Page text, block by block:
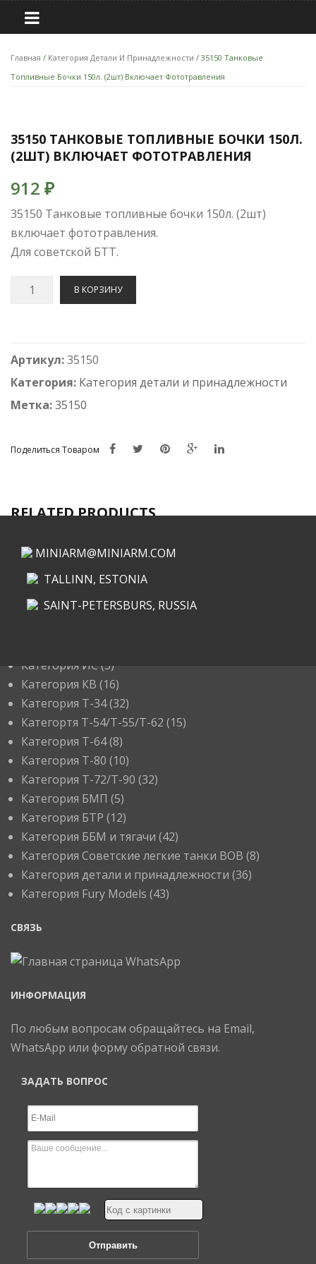
Главная / Категория Детали И Принадлежности / 35150 Танковые
Топливные Бочки 150л. (2шт) Включает Фототравления
35150 ТАНКОВЫЕ ТОПЛИВНЫЕ БОЧКИ 150Л.
(2ШТ) ВКЛЮЧАЕТ ФОТОТРАВЛЕНИЯ
912 ₽
35150 Танковые топливные бочки 150л. (2шт)
включает фототравления.
Для советской БТТ.
Количество
бочки
150л.
(2шт)
В КОРЗИНУ
Артикул:35150
Категория: Категория детали и принадлежности
Метка:35150
Поделиться Товаром
RELATED PRODUCTS
MINIARM@MINIARM.COM
TALLINN, ESTONIA
SAINT-PETERSBURS, RUSSIA
Категория ИС (3)
Категория КВ (16)
Категория Т-34(32)
Категортя Т-54/Т-55/Т-62 (15)
Категория T-64(8)
Категория T-80 (10)
Категория T-72/T-90 (32)
Категория БМП (5)
Категория БТР (12)
Категория ББМ и тягачи (42)
Категория Советские легкие танки ВОВ (8)
Категория детали и принадлежности (36)
Категория Fury Models (43)
СВЯЗЬ
ИНФОРМАЦИЯ
По любым вопросам обращайтесь на Email,
WhatsApp или форму обратной связи.
ЗАДАТЬ ВОПРОС